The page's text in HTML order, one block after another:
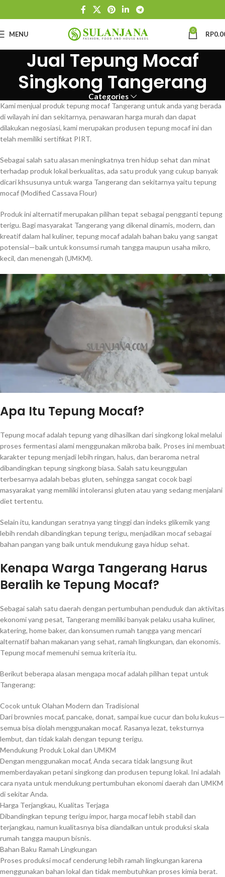
MENU 0 RP
Jual Tepung Mocaf
Singkong Tangerang
Categories
Kami menjual produk tepung mocaf Tangerang untuk anda yang berada
di wilayah ini dan sekitarnya, penawaran harga murah dan dapat
dilakukan negosiasi, kami merupakan produsen tepung mocaf ini dan
telah memiliki sertifikat PIRT.
Sebagai salah satu alasan meningkatnya tren hidup sehat dan minat
terhadap produk lokal berkualitas, ada satu produk yang cukup banyak
dicari khsusunya untuk warga Tangerang dan sekitarnya yaitu tepung
mocaf (Modified Cassava Flour)
Produk ini alternatif merupakan pilihan tepat sebagai pengganti tepung
terigu. Bagi masyarakat Tangerang yang dikenal dinamis, modern, dan
kreatif dalam hal kuliner, tepung mocaf adalah bahan baku yang sangat
potensial—baik untuk konsumsi rumah tangga maupun usaha mikro,
kecil, dan menengah (UMKM).
Apa Itu Tepung Mocaf?
Tepung mocaf adalah tepung yang dihasilkan dari singkong lokal melalui
proses fermentasi alami menggunakan mikroba baik. Proses ini membuat
karakter tepung menjadi lebih ringan, halus, dan beraroma netral
dibandingkan tepung singkong biasa. Salah satu keunggulan
terbesarnya adalah bebas gluten, sehingga sangat cocok bagi
masyarakat yang memiliki intoleransi gluten atau yang sedang menjalani
diet tertentu.
Selain itu, kandungan seratnya yang tinggi dan indeks glikemik yang
lebih rendah dibandingkan tepung terigu, menjadikan mocaf sebagai
bahan pangan yang baik untuk mendukung gaya hidup sehat.
Kenapa Warga Tangerang Harus
Beralih ke Tepung Mocaf?
Sebagai salah satu daerah dengan pertumbuhan penduduk dan aktivitas
ekonomi yang pesat, Tangerang memiliki banyak pelaku usaha kuliner,
katering, home baker, dan konsumen rumah tangga yang mencari
alternatif bahan makanan yang sehat, ramah lingkungan, dan ekonomis.
Tepung mocaf memenuhi semua kriteria itu.
Berikut beberapa alasan mengapa mocaf adalah pilihan tepat untuk
Tangerang:
Cocok untuk Olahan Modern dan Tradisional
Dari brownies mocaf, pancake, donat, sampai kue cucur dan bolu kukus—
semua bisa diolah menggunakan mocaf. Rasanya lezat, teksturnya
lembut, dan tidak kalah dengan tepung terigu.
Mendukung Produk Lokal dan UMKM
Dengan menggunakan mocaf, Anda secara tidak langsung ikut
memberdayakan petani singkong dan produsen tepung lokal. Ini adalah
cara nyata untuk mendukung pertumbuhan ekonomi daerah dan UMKM
di sekitar Anda.
Harga Terjangkau, Kualitas Terjaga
Dibandingkan tepung terigu impor, harga mocaf lebih stabil dan
terjangkau, namun kualitasnya bisa diandalkan untuk produksi skala
rumah tangga maupun bisnis.
Bahan Baku Ramah Lingkungan
Proses produksi mocaf cenderung lebih ramah lingkungan karena
menggunakan bahan lokal dan tidak membutuhkan proses kimia berat.